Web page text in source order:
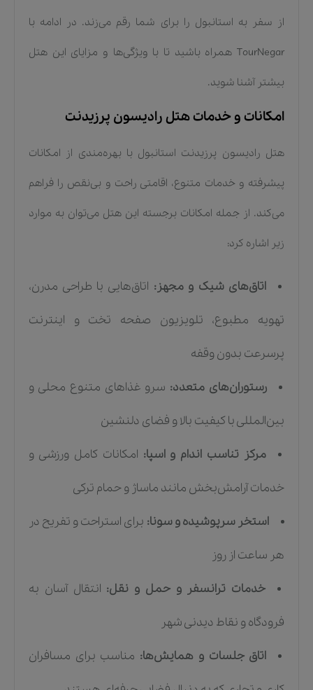
از سفر به استانبول را برای شما رقم می‌زند. در ادامه با
TourNegar همراه باشید تا با ویژگی‌ها و مزایای این هتل
بیشتر آشنا شوید.
امکانات و خدمات هتل رادیسون پرزیدنت
هتل رادیسون پرزیدنت استانبول با بهره‌مندی از امکانات
پیشرفته و خدمات متنوع، اقامتی راحت و بی‌نقص را فراهم
می‌کند. از جمله امکانات برجسته این هتل می‌توان به موارد
زیر اشاره کرد:
اتاق‌های شیک و مجهز: اتاق‌هایی با طراحی مدرن،
تهویه مطبوع، تلویزیون صفحه تخت و اینترنت
پرسرعت بدون وقفه
رستوران‌های متعدد: سرو غذاهای متنوع محلی و
بین‌المللی با کیفیت بالا و فضای دلنشین
مرکز تناسب اندام و اسپا: امکانات کامل ورزشی و
خدمات آرامش‌بخش مانند ماساژ و حمام ترکی
استخر سرپوشیده و سونا: برای استراحت و تفریح در
هر ساعت از روز
خدمات ترانسفر و حمل و نقل: انتقال آسان به
فرودگاه و نقاط دیدنی شهر
اتاق جلسات و همایش‌ها: مناسب برای مسافران